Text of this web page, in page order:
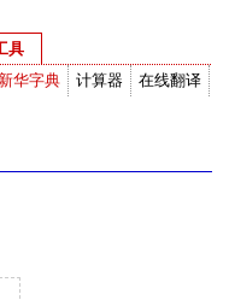
具
在线翻译
计算器
新华字典